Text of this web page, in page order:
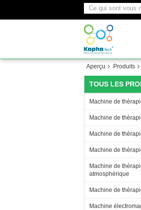
Aperçu Produits
TOUS LES
Machine de
Machine de
Machine de
Machine de
Machine de
atmosphérique
Machine de
Machine